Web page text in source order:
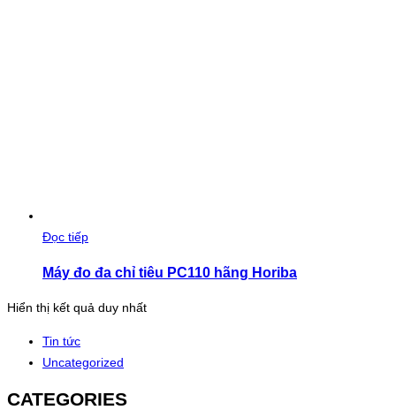
Đọc tiếp
Máy đo đa chỉ tiêu PC110 hãng Horiba
Hiển thị kết quả duy nhất
Tin tức
Uncategorized
CATEGORIES